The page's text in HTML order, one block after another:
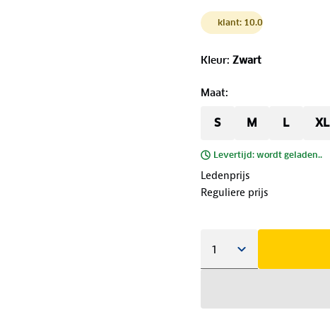
klant: 10.0
Kleur: Zwart
Maat:
S M L XL
Levertijd: wordt geladen..
Ledenprijs
Reguliere prijs